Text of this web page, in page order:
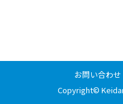
お問い合わせ
Copyright©